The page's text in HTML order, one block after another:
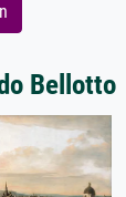
Bellotto